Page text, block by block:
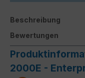
Beschreibung
Bewertungen
2000E -